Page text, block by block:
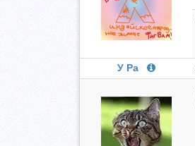
У Ра